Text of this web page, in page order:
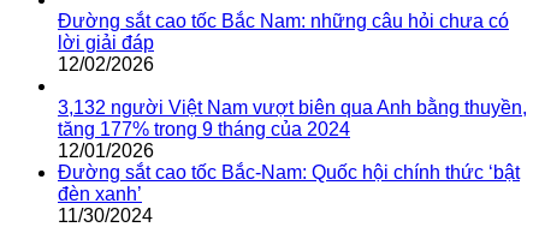
Đường sắt cao tốc Bắc Nam: những câu hỏi chưa có
lời giải đáp
12/02/2026
3,132 người Việt Nam vượt biên qua Anh bằng thuyền,
tăng 177% trong 9 tháng của 2024
12/01/2026
Đường sắt cao tốc Bắc-Nam: Quốc hội chính thức ‘bật
đèn xanh’
11/30/2024